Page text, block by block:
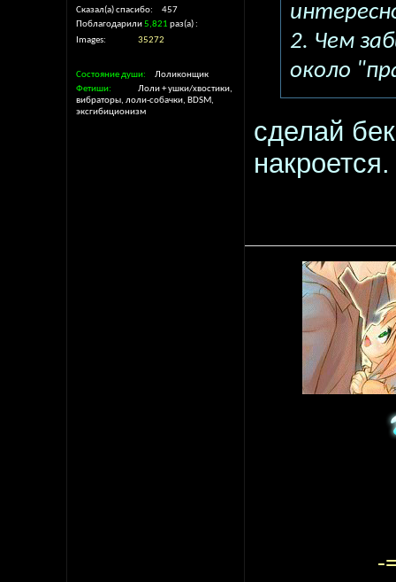
Сказал(а) спасибо
457
Поблагодарили5,821 раз(а)
Images
35272
Состояние души
Лоликонщик
Фетиши
Лоли + ушки/хвостики,
вибраторы, лоли-собачки, BDSM,
эксгибиционизм
2. Чем
около
сделай
накроется.
-